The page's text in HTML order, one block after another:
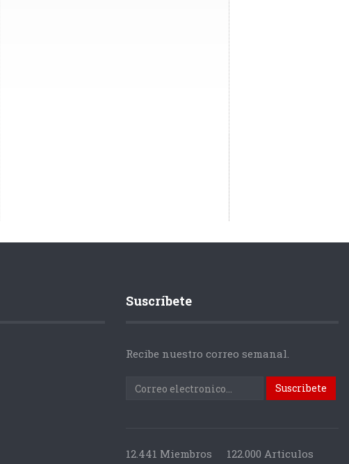
Suscríbete
Recibe nuestro correo semanal.
12.441 Miembros 122.000 Articulos